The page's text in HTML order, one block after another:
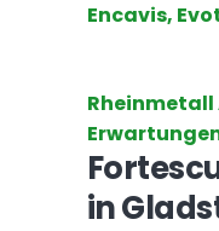
Encavis,
in